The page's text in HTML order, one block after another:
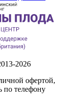
2026
офертой,
по телефону